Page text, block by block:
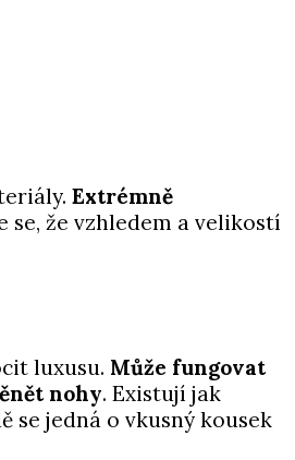
Extrémně
že vzhledem a velikostí
luxusu. Může fungovat
nohy. Existují jak
se jedná o vkusný kousek